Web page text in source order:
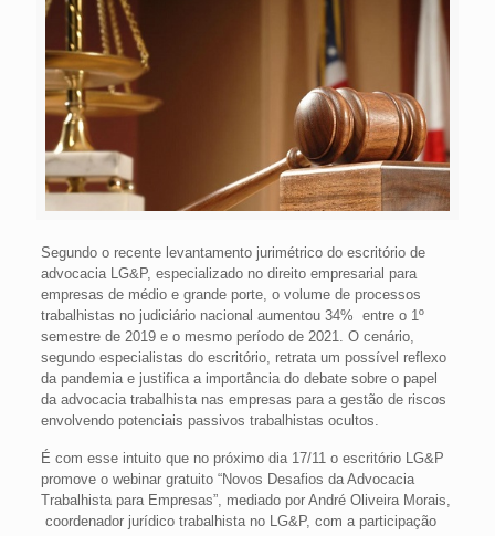
Segundo o recente levantamento jurimétrico do escritório de
advocacia LG&P, especializado no direito empresarial para
empresas de médio e grande porte, o volume de processos
trabalhistas no judiciário nacional aumentou 34% entre o 1º
semestre de 2019 e o mesmo período de 2021. O cenário,
segundo especialistas do escritório, retrata um possível reflexo
da pandemia e justifica a importância do debate sobre o papel
da advocacia trabalhista nas empresas para a gestão de riscos
envolvendo potenciais passivos trabalhistas ocultos.
É com esse intuito que no próximo dia 17/11 o escritório LG&P
promove o webinar gratuito “Novos Desafios da Advocacia
Trabalhista para Empresas”, mediado por André Oliveira Morais,
coordenador jurídico trabalhista no LG&P, com a participação